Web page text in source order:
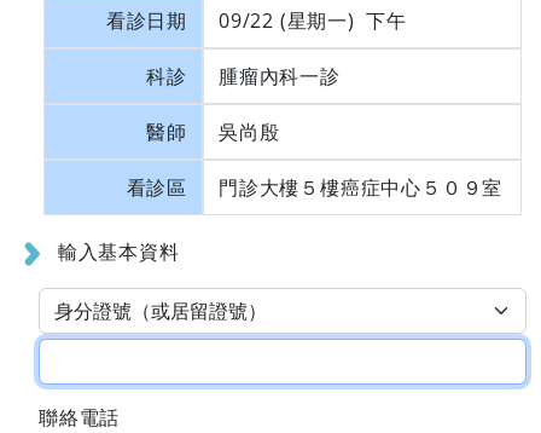
看診日期 09/22 (星期一) 下午
科診 腫瘤內科一診
醫師 吳尚殷
看診區 門診大樓５樓癌症中心５０９室
輸入基本資料
聯絡電話